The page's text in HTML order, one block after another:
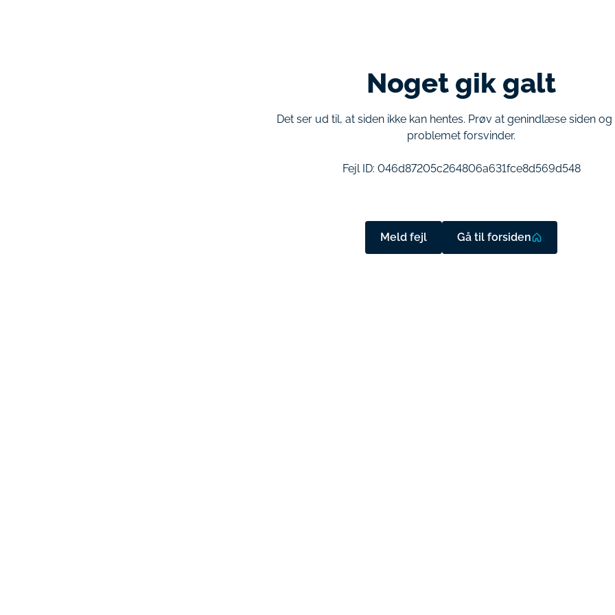
Noget gik galt
Det ser ud til, at siden ikke kan hentes. Prøv at genindlæse siden og
problemet forsvinder.
Fejl ID: 046d87205c264806a631fce8d569d548
Meld fejl Gå til forsiden